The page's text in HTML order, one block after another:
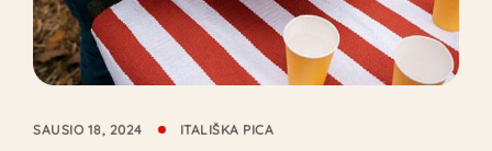
SAUSIO 18, 2024 ITALIŠKA PICA